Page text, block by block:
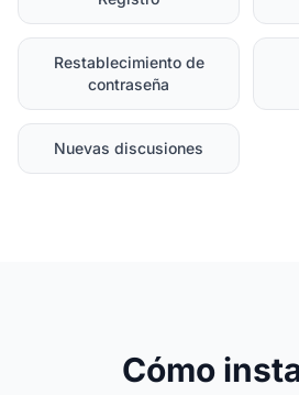
Restablecimiento de
contraseña
Nuevas discusiones
Cómo